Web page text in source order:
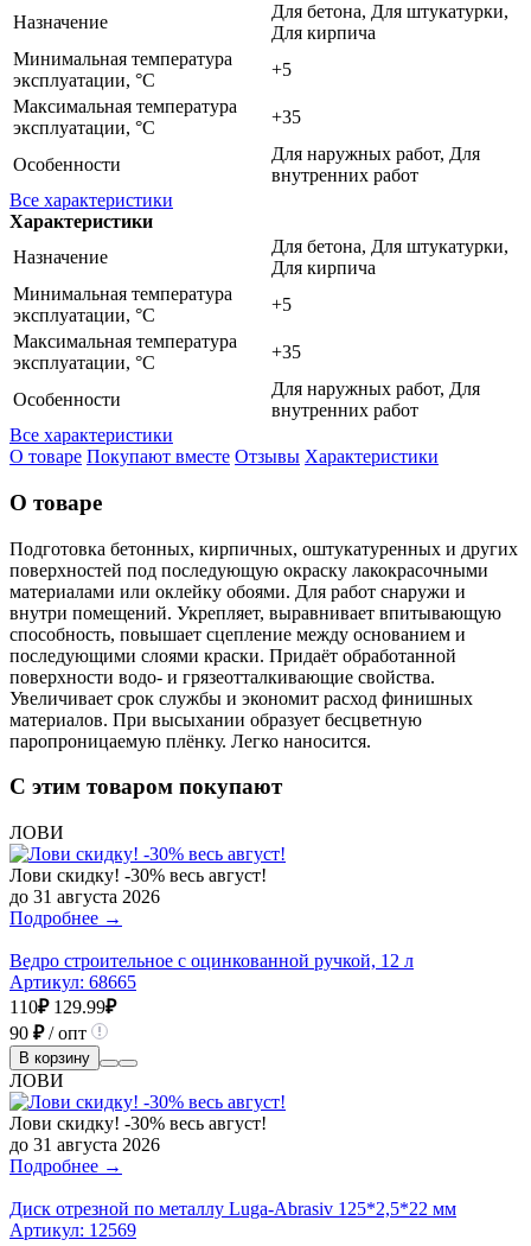
Назначение
Для бетона, Для штукатурки,
Для кирпича
Минимальная температура
эксплуатации, °C
+5
Максимальная температура
эксплуатации, °C
+35
Особенности
Для наружных работ, Для
внутренних работ
Все характеристики
Характеристики
Назначение
Для бетона, Для штукатурки,
Для кирпича
Минимальная температура
эксплуатации, °C
+5
Максимальная температура
эксплуатации, °C
+35
Особенности
Для наружных работ, Для
внутренних работ
Все характеристики
О товаре Покупают вместе Отзывы Характеристики
О товаре
Подготовка бетонных, кирпичных, оштукатуренных и других
поверхностей под последующую окраску лакокрасочными
материалами или оклейку обоями. Для работ снаружи и
внутри помещений. Укрепляет, выравнивает впитывающую
способность, повышает сцепление между основанием и
последующими слоями краски. Придаёт обработанной
поверхности водо- и грязеотталкивающие свойства.
Увеличивает срок службы и экономит расход финишных
материалов. При высыхании образует бесцветную
паропроницаемую плёнку. Легко наносится.
С этим товаром покупают
ЛОВИ
Лови скидку! -30% весь август!
до 31 августа 2026
Подробнее →
Ведро строительное с оцинкованной ручкой, 12 л
Артикул: 68665
110₽ 129.99₽
90 ₽/ опт
В корзину
ЛОВИ
Лови скидку! -30% весь август!
до 31 августа 2026
Подробнее →
Диск отрезной по металлу Luga-Abrasiv 125*2,5*22 мм
Артикул: 12569